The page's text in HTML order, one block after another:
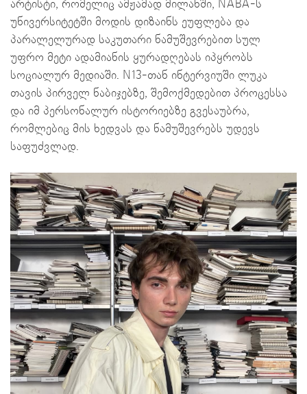
არტისტი, რომელიც ამჟამად მილანში, NABA-ს
უნივერსიტეტში მოდის დიზაინს ეუფლება და
პარალელურად საკუთარი ნამუშევრებით სულ
უფრო მეტი ადამიანის ყურადღებას იპყრობს
სოციალურ მედიაში. N13-თან ინტერვიუში ლუკა
თავის პირველ ნაბიჯებზე, შემოქმედებით პროცესსა
და იმ პერსონალურ ისტორიებზე გვესაუბრა,
რომლებიც მის ხედვას და ნამუშევრებს უდევს
საფუძვლად.